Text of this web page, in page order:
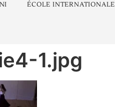
ÉCOLE INTERNATIONALE
1.jpg